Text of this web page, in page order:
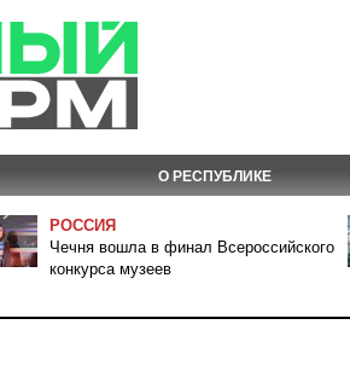
О РЕСПУБЛИКЕ
РОССИЯ
Чечня вошла в финал Всероссийского
конкурса музеев